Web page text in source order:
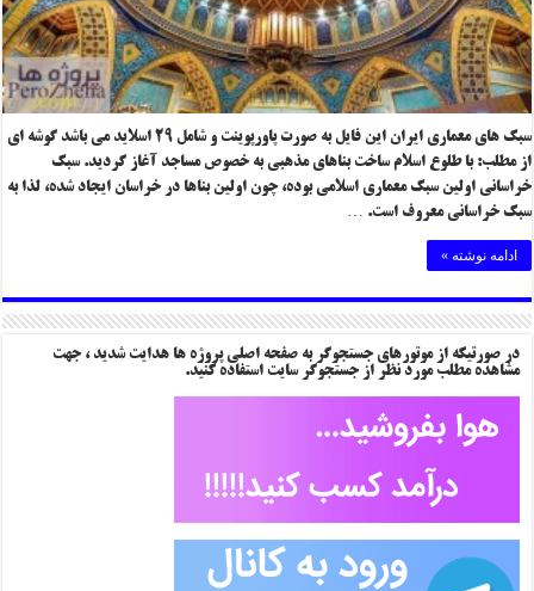
سبک های معماری ایران این فایل به صورت پاورپوینت و شامل ۲۹ اسلاید می باشد گوشه ای
از مطلب: با طلوع اسلام ساخت بناهای مذهبی به خصوص مساجد آغاز گردید. سبک
خراسانی اولین سبک معماری اسلامی بوده، چون اولین بناها در خراسان ایجاد شده، لذا به
سبک خراسانی معروف است. …
ادامه نوشته »
در صورتیکه از موتورهای جستجوگر به صفحه اصلی پروژه ها هدایت شدید ، جهت
مشاهده مطلب مورد نظر از جستجوگر سایت استفاده کنید.